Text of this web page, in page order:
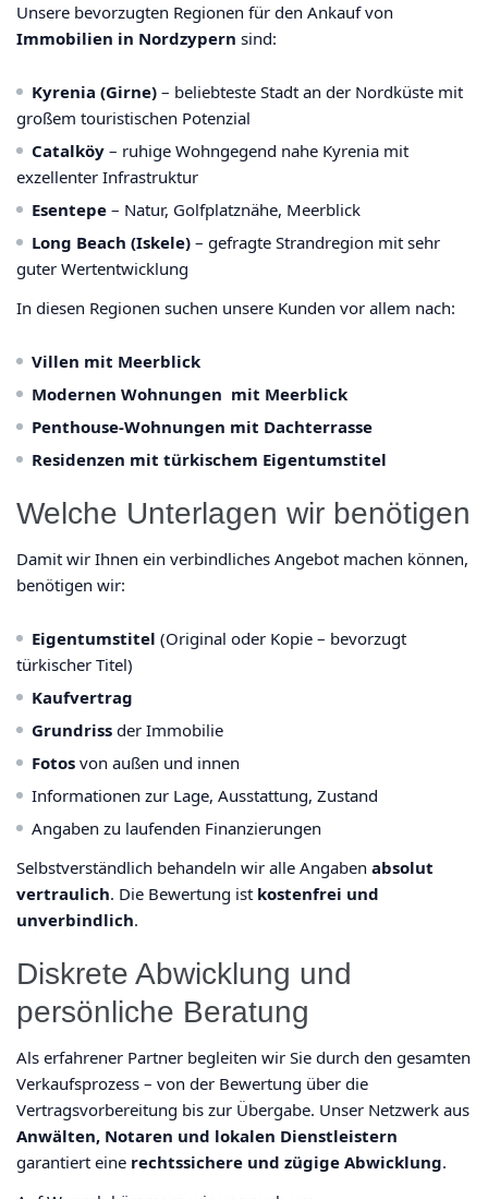
Unsere bevorzugten Regionen für den Ankauf von
Immobilien in Nordzypern sind:
Kyrenia (Girne) – beliebteste Stadt an der Nordküste mit
großem touristischen Potenzial
Catalköy – ruhige Wohngegend nahe Kyrenia mit
exzellenter Infrastruktur
Esentepe – Natur, Golfplatznähe, Meerblick
Long Beach (Iskele) – gefragte Strandregion mit sehr
guter Wertentwicklung
In diesen Regionen suchen unsere Kunden vor allem nach:
Villen mit Meerblick
Modernen Wohnungen mit Meerblick
Penthouse-Wohnungen mit Dachterrasse
Residenzen mit türkischem Eigentumstitel
Welche Unterlagen wir benötigen
Damit wir Ihnen ein verbindliches Angebot machen können,
benötigen wir:
Eigentumstitel (Original oder Kopie – bevorzugt
türkischer Titel)
Kaufvertrag
Grundriss der Immobilie
Fotos von außen und innen
Informationen zur Lage, Ausstattung, Zustand
Angaben zu laufenden Finanzierungen
Selbstverständlich behandeln wir alle Angaben absolut
vertraulich. Die Bewertung ist kostenfrei und
unverbindlich.
Diskrete Abwicklung und
persönliche Beratung
Als erfahrener Partner begleiten wir Sie durch den gesamten
Verkaufsprozess – von der Bewertung über die
Vertragsvorbereitung bis zur Übergabe. Unser Netzwerk aus
Anwälten, Notaren und lokalen Dienstleistern
garantiert eine rechtssichere und zügige Abwicklung.